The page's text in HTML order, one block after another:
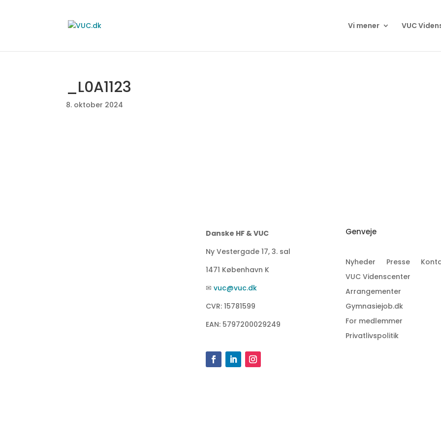
Vi mener VUC
_L0A1123
8. oktober 2024
Danske HF & VUC
Ny Vestergade 17, 3. sal
1471 København K
✉ vuc@vuc.dk
CVR: 15781599
EAN: 5797200029249
Genveje
Nyheder Presse
VUC Videnscenter
Arrangementer
Gymnasiejob.dk
For medlemmer
Privatlivspolitik